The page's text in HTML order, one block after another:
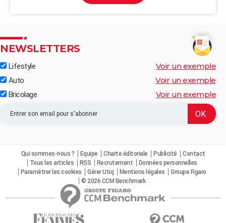
NEWSLETTERS
Lifestyle Voir un exemple
Auto Voir un exemple
Bricolage Voir un exemple
Qui sommes-nous ? Equipe Charte éditoriale Publicité
Contact
Tous les articles
RSS Recrutement
Données personnelles
Paramétrer les cookies
Gérer Utiq Mentions légales
Groupe Figaro
© 2026 CCM Benchmark